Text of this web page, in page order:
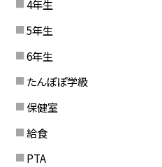
4年生
5年生
6年生
たんぽぽ学級
保健室
給食
PTA